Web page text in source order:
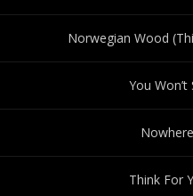
Norwegian Wood
You Won’t
Think For